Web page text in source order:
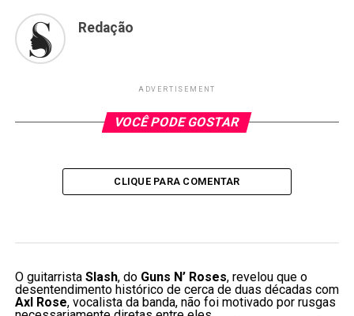
Redação
ADVERTISEMENT
VOCÊ PODE GOSTAR
CLIQUE PARA COMENTAR
O guitarrista Slash, do Guns N’ Roses, revelou que o
desentendimento histórico de cerca de duas décadas com
Axl Rose, vocalista da banda, não foi motivado por rusgas